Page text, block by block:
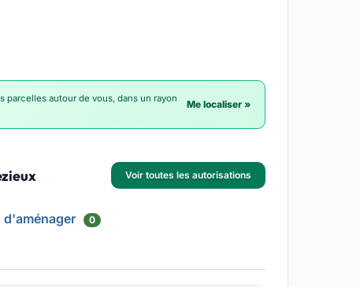
autour de vous, dans un rayon
Me localiser »
Voir toutes les autorisations
d'aménager 0